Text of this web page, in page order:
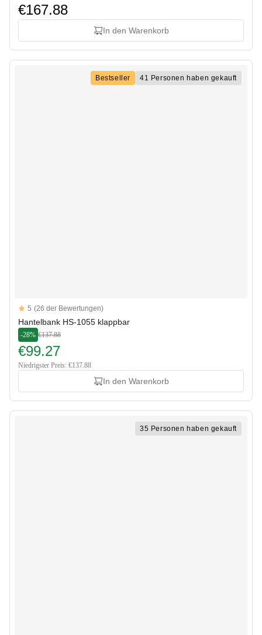
€167.88
In den Warenkorb
Bestseller 41 Personen haben gekauft
Reviews
5 out of 5 stars
5 (26 der Bewertungen)
Hantelbank HS-1055 klappbar
-28% €137.88
€99.27
Niedrigster Preis: €137.88
In den Warenkorb
35 Personen haben gekauft